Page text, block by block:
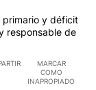
primario y déficit
responsable de
MARCAR
COMO
INAPROPIADO